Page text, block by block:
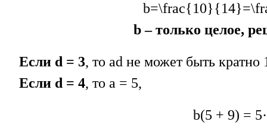
b – только целое,
Если d = 3, то ad не может быть кратно
Если d = 4, то а = 5,
b(5 + 9) =